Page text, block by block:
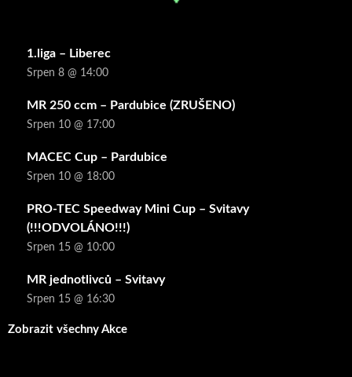
1.liga – Liberec
Srpen 8 @ 14:00
MR 250 ccm – Pardubice (ZRUŠENO)
Srpen 10 @ 17:00
MACEC Cup – Pardubice
Srpen 10 @ 18:00
PRO-TEC Speedway Mini Cup – Svitavy
(!!!ODVOLÁNO!!!)
Srpen 15 @ 10:00
MR jednotlivců – Svitavy
Srpen 15 @ 16:30
Zobrazit všechny Akce